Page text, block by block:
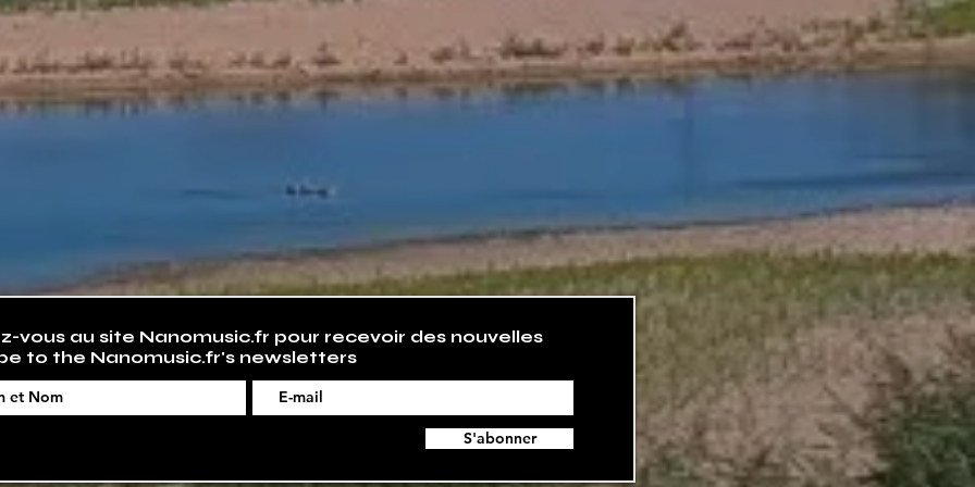
vous au site Nanomusic.fr pour recevoir des nouvelles
to the Nanomusic.fr's newsletters
S'abonner